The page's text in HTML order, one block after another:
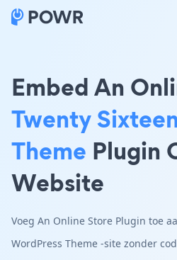
Embed An
Twenty
Theme Plugin
Website
Voeg An Online Store Plugin toe
WordPress Theme -site zonder